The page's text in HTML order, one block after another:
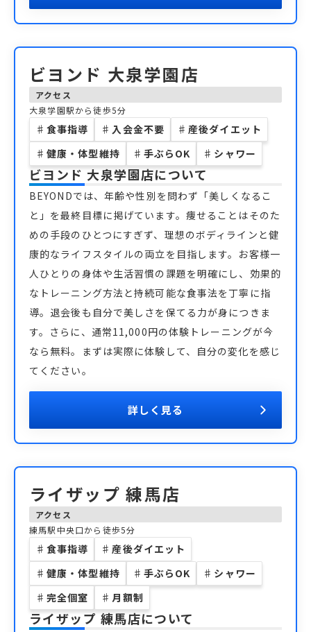
ビヨンド 大泉学園店
アクセス
大泉学園駅から徒歩5分
♯ 食事指導 ♯ 入会金不要 ♯ 産後ダイエット
♯ 健康・体型維持 ♯ 手ぶらOK ♯ シャワー
ビヨンド 大泉学園店について
BEYONDでは、年齢や性別を問わず「美しくなるこ
と」を最終目標に掲げています。痩せることはそのた
めの手段のひとつにすぎず、理想のボディラインと健
康的なライフスタイルの両立を目指します。お客様一
人ひとりの身体や生活習慣の課題を明確にし、効果的
なトレーニング方法と持続可能な食事法を丁寧に指
導。退会後も自分で美しさを保てる力が身につきま
す。さらに、通常11,000円の体験トレーニングが今
なら無料。まずは実際に体験して、自分の変化を感じ
てください。
詳しく見る
ライザップ 練馬店
アクセス
練馬駅中央口から徒歩5分
♯ 食事指導 ♯ 産後ダイエット
♯ 健康・体型維持 ♯ 手ぶらOK ♯ シャワー
♯ 完全個室 ♯ 月額制
ライザップ 練馬店について